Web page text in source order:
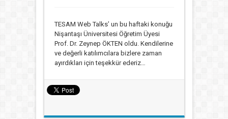
TESAM Web Talks’ un bu haftaki konuğu
Nişantaşı Üniversitesi Öğretim Üyesi
Prof. Dr. Zeynep ÖKTEN oldu. Kendilerine
ve değerli katılımcılara bizlere zaman
ayırdıkları için teşekkür ederiz…